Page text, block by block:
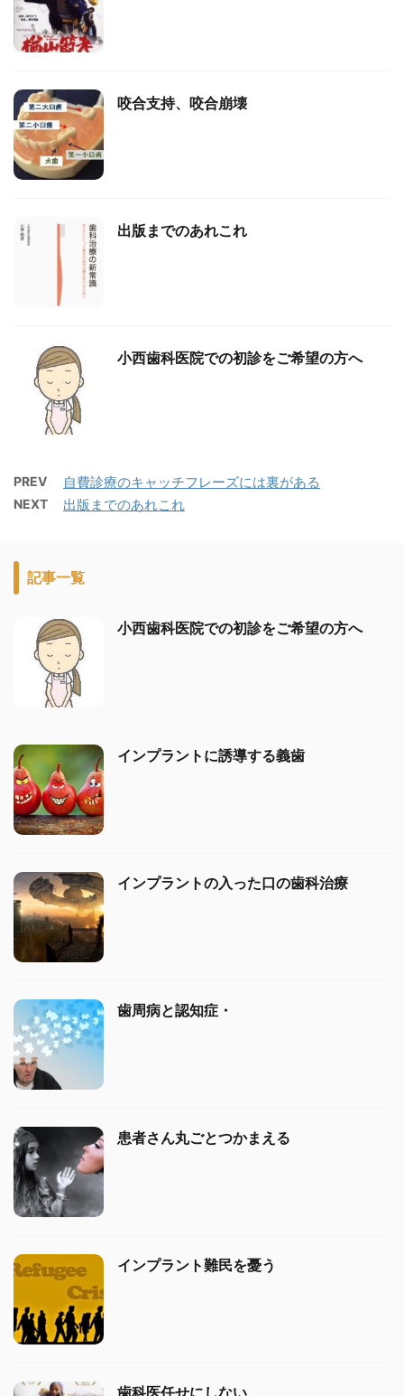
咬合支持、咬合崩壊
出版までのあれこれ
小西歯科医院での初診をご希望の方へ
PREV 自費診療のキャッチフレーズには裏がある
NEXT 出版までのあれこれ
記事一覧
小西歯科医院での初診をご希望の方へ
インプラントに誘導する義歯
インプラントの入った口の歯科治療
歯周病と認知症・
患者さん丸ごとつかまえる
インプラント難民を憂う
歯科医任せにしない